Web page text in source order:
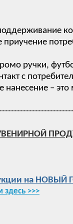
ручки,
с
– это
на НОВЫЙ
>>>